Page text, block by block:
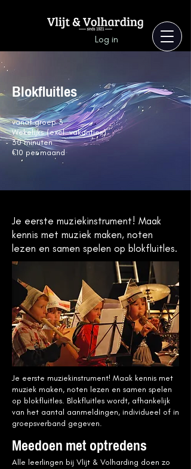
Log in
Blokfluitles
vanaf groep 3
Wekelijks (excl. vakanties)
30 minuten
€10 per maand
Je eerste muziekinstrument! Maak
kennis met muziek maken, noten
lezen en samen spelen op blokfluitles.
Je eerste muziekinstrument! Maak kennis met
muziek maken, noten lezen en samen spelen
op blokfluitles. Blokfluitles wordt, afhankelijk
van het aantal aanmeldingen, individueel of in
groepsverband gegeven.
Meedoen met optredens
Alle leerlingen bij Vlijt & Volharding doen zo